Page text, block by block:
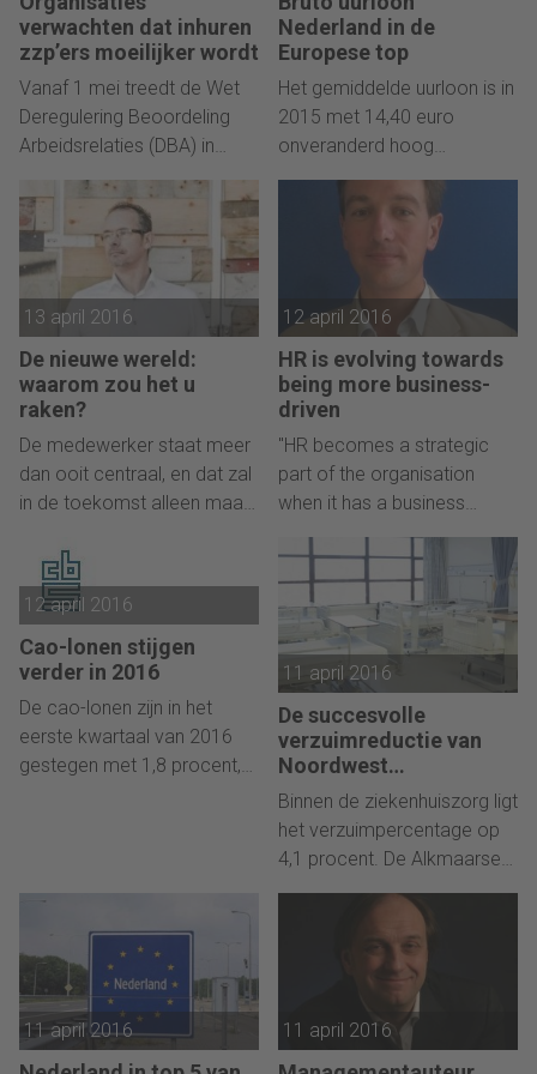
worden geschoven.
verwachten dat inhuren
zzp’ers moeilijker wordt
Vanaf 1 mei treedt de Wet
Deregulering Beoordeling
Arbeidsrelaties (DBA) in
(72%) van de organisaties
denkt dat met de invoering
van de wet het moeilijker
wordt zzp’ers in te huren.
Een kwart verwacht ook
minder van zzp’ers gebruik
te zullen maken.
Nederland in de
Europese top
Het gemiddelde uurloon is in
2015 met 14,40 euro
onveranderd hoog
bovengemiddeld stegen.
13 april 2016
De nieuwe wereld:
waarom zou het u
raken?
De medewerker staat meer
dan ooit centraal, en dat zal
in de toekomst alleen maar
waarom raakt het u?
12 april 2016
HR is evolving towards
being more business-
driven
"HR becomes a strategic
part of the organisation
when it has a business
Lestrange, EMEA Product
Marketing Manager,
Cornerstone, a company
which focuses on software
solutions, offering users a
unified management
strategy.
12 april 2016
Cao-lonen stijgen
verder in 2016
De cao-lonen zijn in het
eerste kwartaal van 2016
gestegen met 1,8 procent,
11 april 2016
De succesvolle
verzuimreductie van
Noordwest
Ziekenhuisgroep
Binnen de ziekenhuiszorg ligt
het verzuimpercentage op
4,1 procent. De Alkmaarse
Noordwest Ziekenhuisgroep
heeft met een slim
uitgewerkt mobiliteitsplan
het percentage naar 3,8
procent weten terug te
dringen. P&O-manager Hans
Krikke deelt zijn inzichten en
11 april 2016 11 april 2016